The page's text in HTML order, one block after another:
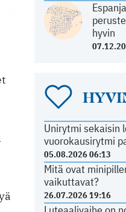
hyvin
Unirytmi sekaisin
vuorokausirytmi
05.08.2026 06:13
Mitä ovat
vaikuttavat?
26.07.2026 19:16